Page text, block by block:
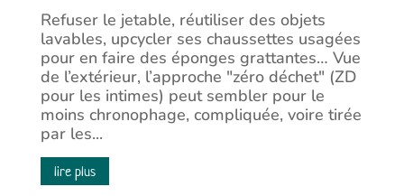
Refuser le jetable, réutiliser des objets
lavables, upcycler ses chaussettes usagées
pour en faire des éponges grattantes… Vue
de l’extérieur, l’approche "zéro déchet" (ZD
pour les intimes) peut sembler pour le
moins chronophage, compliquée, voire tirée
par les...
lire plus